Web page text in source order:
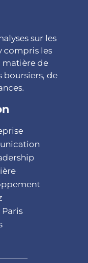
sur les
compris les
matière de
boursiers, de